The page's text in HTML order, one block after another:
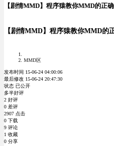
【剧情MMD】程序猿教你MMD的正
【剧情MMD】程序猿教你MMD的
MMD区
发布时间 15-06-24 04:00:06
最后修改 15-06-24 20:47:30
状态 已公开
多半好评
2 好评
0 差评
2907 点击
0 下载
9 评论
1 收藏
0 分享